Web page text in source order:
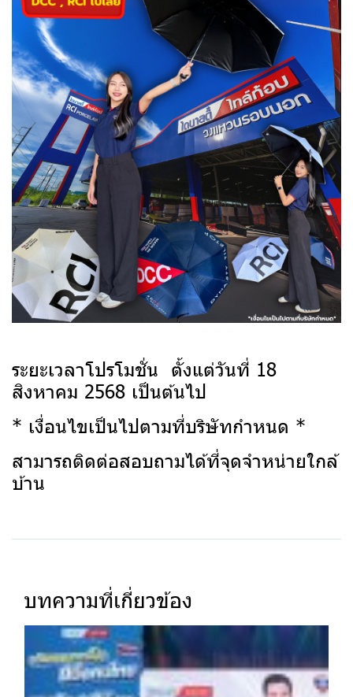
ระยะเวลาโปรโมชั่น ตั้งแต่วันที่ 18
สิงหาคม 2568 เป็นต้นไป
* เงื่อนไขเป็นไปตามที่บริษัทกำหนด *
สามารถติดต่อสอบถามได้ที่จุดจำหน่ายใกล้
บ้าน
บทความที่เกี่ยวข้อง